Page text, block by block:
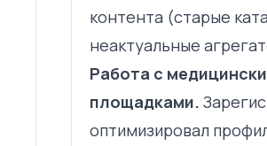
контента (старые
неактуальные
Работа с
площадками.
оптимизировал